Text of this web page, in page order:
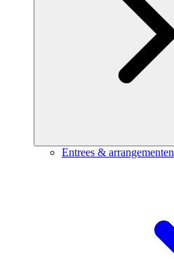
Entrees & arrangementen